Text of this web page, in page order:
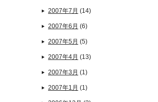
2007年7月 (14)
2007年6月 (6)
2007年5月 (5)
2007年4月 (13)
2007年3月 (1)
2007年1月 (1)